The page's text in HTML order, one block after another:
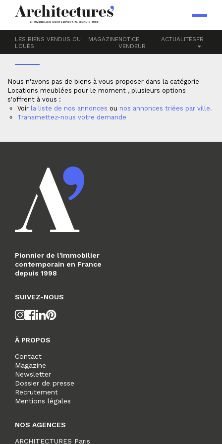
LES BIENS VENDUS OU
LOUÉS
MAGAZINENOTICE
VENDEUR
ACTUALITÉSFR
Accueil LOCATIONS MEUBLÉES
Nous n'avons pas de biens à vous proposer dans la catégorie
Locations meublées pour le moment , plusieurs options
s'offrent à vous :
Voir la liste de nos annonces ou nos annonces triées par ville.
Transmettez-nous votre demande
Pionnier de l'immobilier
contemporain en France
depuis 1998
SUIVEZ-NOUS
À PROPOS
Contact
Magazine
Newsletter
Dossier de presse
Recrutement
Mentions légales
NOS AGENCES
ARCHITECTURES Paris